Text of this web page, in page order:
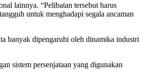
lainnya. “Pelibatan tersebut harus
untuk menghadapi segala ancaman
banyak dipengaruhi oleh dinamika industri
sistem persenjataan yang digunakan